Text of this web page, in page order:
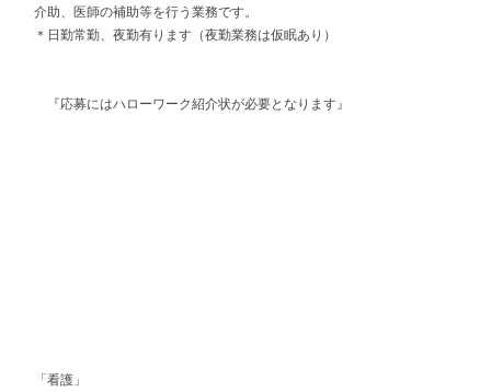
介助、医師の補助等を行う業務です。
＊日勤常勤、夜勤有ります（夜勤業務は仮眠あり）
『応募にはハローワーク紹介状が必要となります』
「看護」